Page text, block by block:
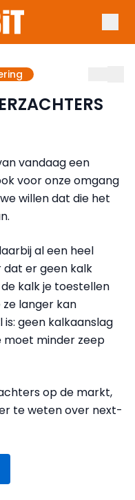
vandaag een
voor onze omgang
willen dat die het
al een heel
er geen kalk
kalk je toestellen
langer kan
geen kalkaanslag
moet minder zeep
op de markt,
te weten over next-